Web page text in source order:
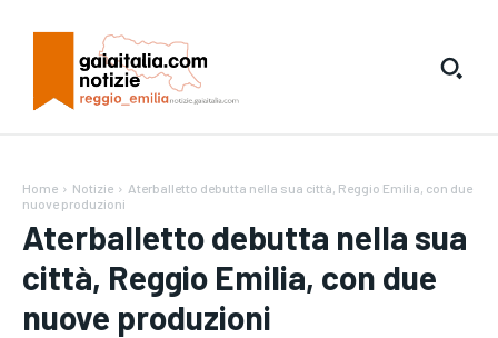
Home Notizie
Aterballetto debutta nella sua città, Reggio Emilia, con due
nuove produzioni
Aterballetto debutta nella sua
città, Reggio Emilia, con due
nuove produzioni